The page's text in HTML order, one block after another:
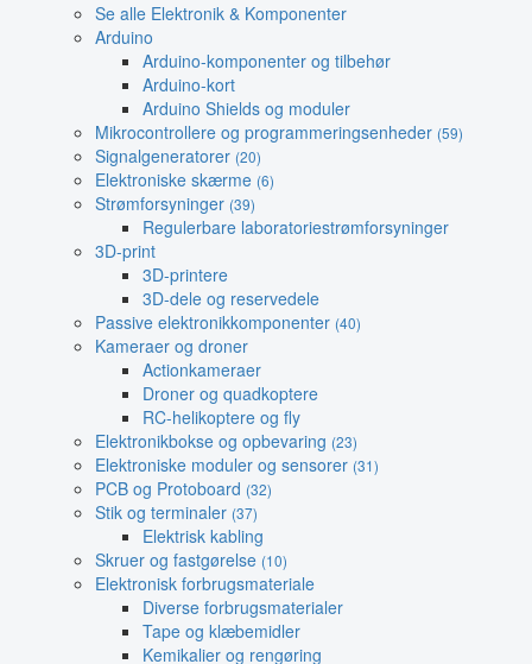
Se alle Elektronik & Komponenter
Arduino
Arduino-komponenter og tilbehør
Arduino-kort
Arduino Shields og moduler
Mikrocontrollere og programmeringsenheder (59)
Signalgeneratorer (20)
Elektroniske skærme (6)
Strømforsyninger (39)
Regulerbare laboratoriestrømforsyninger
3D-print
3D-printere
3D-dele og reservedele
Passive elektronikkomponenter (40)
Kameraer og droner
Actionkameraer
Droner og quadkoptere
RC-helikoptere og fly
Elektronikbokse og opbevaring (23)
Elektroniske moduler og sensorer (31)
PCB og Protoboard (32)
Stik og terminaler (37)
Elektrisk kabling
Skruer og fastgørelse (10)
Elektronisk forbrugsmateriale
Diverse forbrugsmaterialer
Tape og klæbemidler
Kemikalier og rengøring